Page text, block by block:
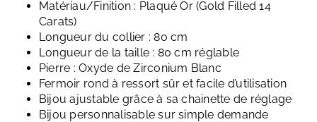
Matériau/Finition : Plaqué Or (Gold Filled 14
Carats)
Longueur du collier : 80 cm
Longueur de la taille : 80 cm réglable
Pierre : Oxyde de Zirconium Blanc
Fermoir rond à ressort sûr et facile d’utilisation
Bijou ajustable grâce à sa chainette de réglage
Bijou personnalisable sur simple demande